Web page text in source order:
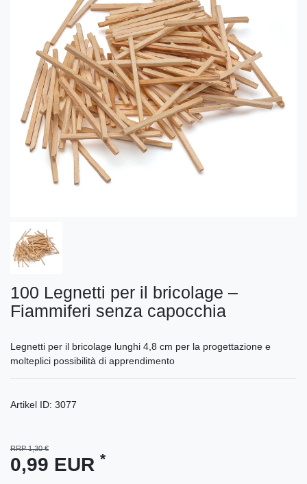
100 Legnetti per il bricolage –
Fiammiferi senza capocchia
Legnetti per il bricolage lunghi 4,8 cm per la progettazione e
molteplici possibilità di apprendimento
Artikel ID: 3077
RRP 1,30 €
0,99 EUR *